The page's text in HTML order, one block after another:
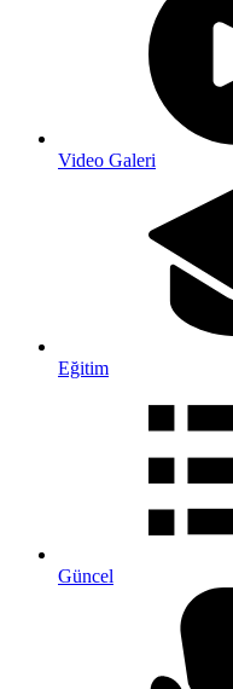
Video Galeri
Eğitim
Güncel